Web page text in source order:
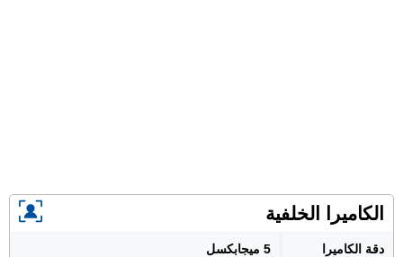
الكاميرا الخلفية
دقة الكاميرا 5 ميجابكسل